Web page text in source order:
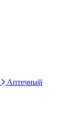
Аптечный